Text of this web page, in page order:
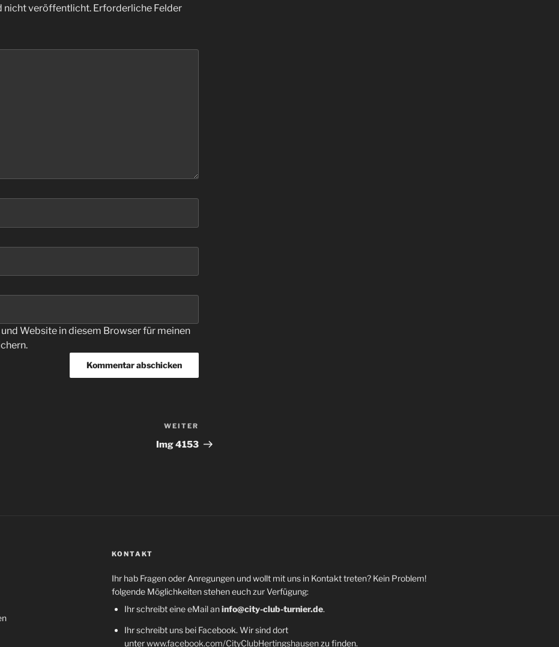
nicht veröffentlicht. Erforderliche Felder
Website in diesem Browser für meinen
Beitrag
WEITER
Img 4153
KONTAKT
Ihr hab Fragen oder Anregungen und wollt mit uns in Kontakt treten? Kein Problem!
folgende Möglichkeiten stehen euch zur Verfügung:
Ihr schreibt eine eMail aninfo@city-club-turnier.de.
Ihr schreibt uns bei Facebook. Wir sind dort
unterwww.facebook.com/CityClubHertingshausenzu finden.